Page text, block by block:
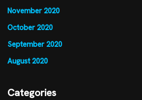
November 2020
October 2020
September 2020
August 2020
Categories